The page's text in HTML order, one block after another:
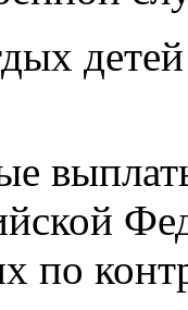
по